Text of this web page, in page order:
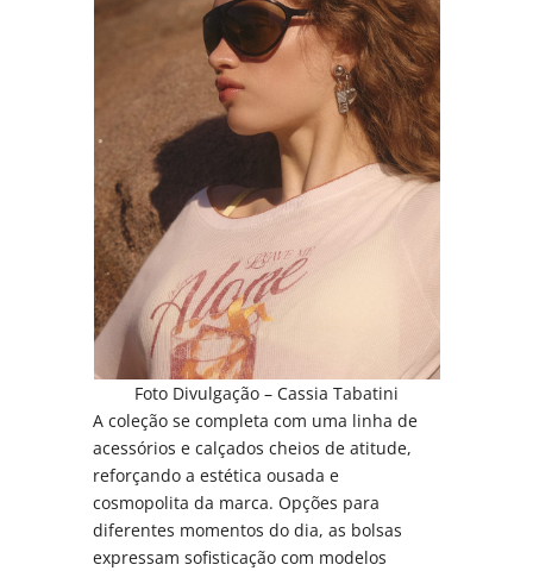
Foto Divulgação – Cassia Tabatini
A coleção se completa com uma linha de
acessórios e calçados cheios de atitude,
reforçando a estética ousada e
cosmopolita da marca. Opções para
diferentes momentos do dia, as bolsas
expressam sofisticação com modelos